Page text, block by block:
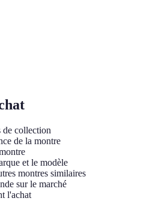
collection
de la montre
et le modèle
montres similaires
sur le marché
l'achat